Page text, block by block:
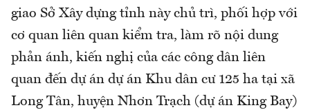
giao Sở Xây dựng tỉnh này chủ trì, phối hợp với
cơ quan liên quan kiểm tra, làm rõ nội dung
phản ánh, kiến nghị của các công dân liên
quan đến dự án dự án Khu dân cư 125 ha tại xã
Long Tân, huyện Nhơn Trạch (dự án King Bay)